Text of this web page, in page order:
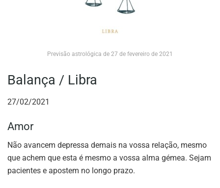
Previsão astrológica de 27 de fevereiro de 2021
Balança / Libra
27/02/2021
Amor
Não avancem depressa demais na vossa relação, mesmo
que achem que esta é mesmo a vossa alma gémea. Sejam
pacientes e apostem no longo prazo.